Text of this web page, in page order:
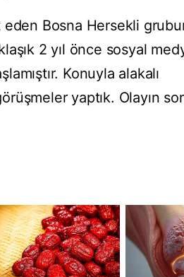
eden Bosna Hersekli
2 yıl önce sosyal
Konuyla alakalı
yaptık. Olayın